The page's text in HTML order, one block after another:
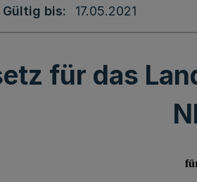
Gültig bis
17.05.2021
für das